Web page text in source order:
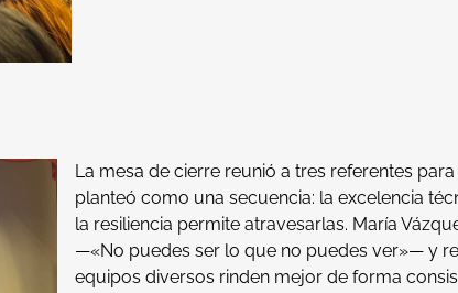
La mesa de cierre reunió a tres referentes
planteó como una secuencia: la excelencia
la resiliencia permite atravesarlas. María
—«No puedes ser lo que no puedes ver»— y
equipos diversos rinden mejor de forma